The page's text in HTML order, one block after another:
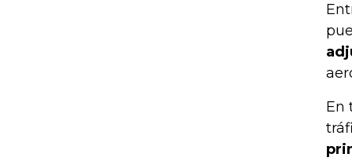
En